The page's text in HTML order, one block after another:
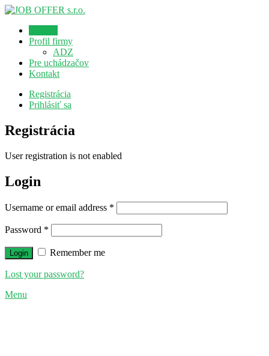
Profil firmy
ADZ
Pre uchádzačov
Kontakt
Registrácia
Prihlásiť sa
Registrácia
User registration is not enabled
Login
Username or email address *
Password *
Remember me
Lost your password?
Menu